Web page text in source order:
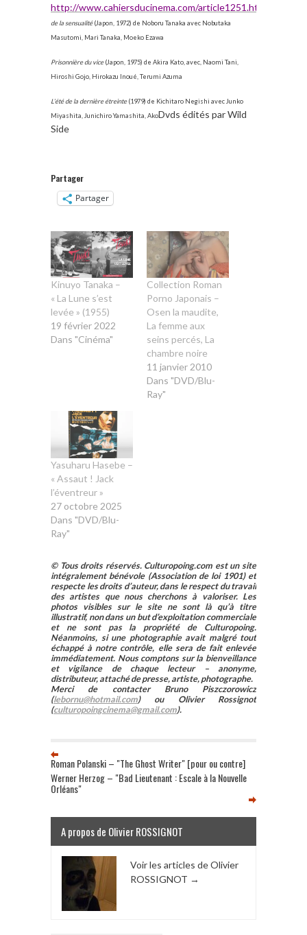
http://www.cahiersducinema.com/article1251.html
de la sensualité(Japon, 1972) de Noboru Tanaka avec Nobutaka
Masutomi, Mari Tanaka, Moeko Ezawa
Prisonnière du vice(Japon, 1975) de Akira Kato, avec, Naomi Tani,
Hiroshi Gojo, Hirokazu Inoué, Terumi Azuma
L’été de la dernière étreinte(1979) de Kichitaro Negishi avec Junko
Miyashita, Junichiro Yamashita, AkoDvds édités par Wild
Side
Partager
Partager
Kinuyo Tanaka –
« La Lune s’est
levée » (1955)
19 février 2022
Dans "Cinéma"
Collection Roman
Porno Japonais –
Osen la maudite,
La femme aux
seins percés, La
chambre noire
11 janvier 2010
Dans "DVD/Blu-
Ray"
Yasuharu Hasebe –
« Assaut ! Jack
l’éventreur »
27 octobre 2025
Dans "DVD/Blu-
Ray"
© Tous droits réservés. Culturopoing.com est un site
intégralement bénévole (Association de loi 1901) et
respecte les droits d’auteur, dans le respect du travail
des artistes que nous cherchons à valoriser. Les
photos visibles sur le site ne sont là qu’à titre
illustratif, non dans un but d’exploitation commerciale
et ne sont pas la propriété de Culturopoing.
Néanmoins, si une photographie avait malgré tout
échappé à notre contrôle, elle sera de fait enlevée
immédiatement. Nous comptons sur la bienveillance
et vigilance de chaque lecteur – anonyme,
distributeur, attaché de presse, artiste, photographe.
Merci de contacter Bruno Piszczorowicz
(lebornu@hotmail.com) ou Olivier Rossignot
(culturopoingcinema@gmail.com).
Roman Polanski – "The Ghost Writer" [pour ou contre]
Werner Herzog – "Bad Lieutenant : Escale à la Nouvelle
Orléans"
A propos de Olivier ROSSIGNOT
Voir les articles de Olivier
ROSSIGNOT →